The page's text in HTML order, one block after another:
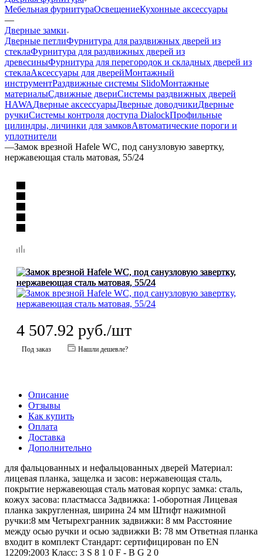
Мебельная фурнитураОсвещениеКухонные аксессуары
—
Дверные замки
Дверные петлиФурнитура для раздвижных дверей из
стеклаФурнитура для раздвижных дверей из
древесиныФурнитура для перегородок и складных дверей из
стеклаАксессуары для дверейМонтажный
инструментРаздвижные системы SlidoМонтажные
материалыСдвижные двериСистемы раздвижных дверей
HAWAДверные аксессуарыДверные доводчикиДверные
ручкиСистемы контроля доступа DialockПрофильные
цилиндры, личинки для замковАвтоматические пороги и
уплотнители
—Замок врезной Hafele WC, под санузловую завертку,
нержавеющая сталь матовая, 55/24
4 507.92 руб./шт
Под заказ Нашли дешевле?
Описание
Отзывы
Как купить
Оплата
Доставка
Дополнительно
для фальцованных и нефальцованных дверей Материал:
лицевая планка, защелка и засов: нержавеющая сталь,
покрытие нержавеющая сталь матовая корпус замка: сталь,
кожух засова: пластмасса Задвижка: 1-оборотная Лицевая
планка закругленная, ширина 24 мм Штифт нажимной
ручки:8 мм Четырехгранник задвижки: 8 мм Расстояние
между осью ручки и осью задвижки B: 78 мм Ответная планка
входит в комплект Стандарт: сертифицирован по EN
12209:2003 Класс: 3 S 8 1 0 F - B G 2 0